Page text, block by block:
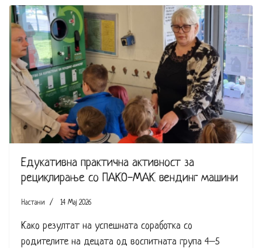
Едукативна практична активност за
рециклирање со ПАКО-МАК вендинг машини
Настани 14 Мај 2026
Како резултат на успешната соработка со
родителите на децата од воспитната група 4–5